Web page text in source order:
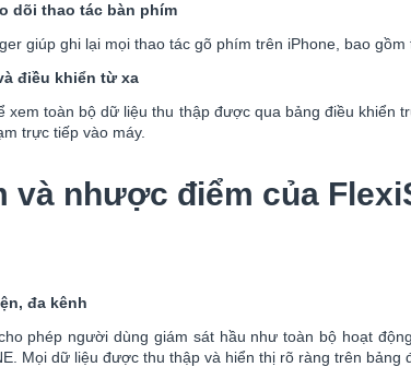
dõi thao tác bàn phím
giúp ghi lại mọi thao tác gõ phím trên iPhone, bao
điều khiển từ xa
xem toàn bộ dữ liệu thu thập được qua bảng điều khiển
trực tiếp vào máy.
và nhược điểm của
đa kênh
phép người dùng giám sát hầu như toàn bộ hoạt
Mọi dữ liệu được thu thập và hiển thị rõ ràng trên bảng